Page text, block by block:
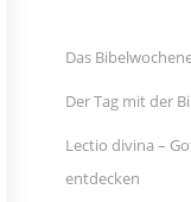
Das
Der Tag mit der
Lectio divina –
entdecken